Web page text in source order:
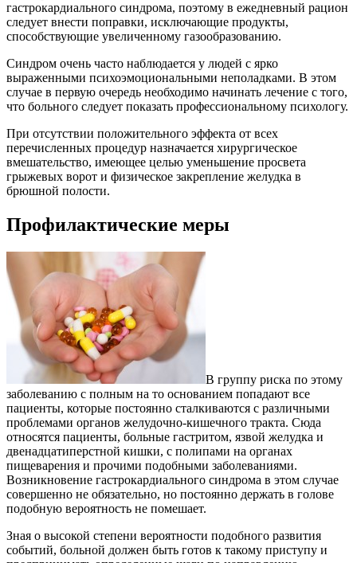
гастрокардиального синдрома, поэтому в ежедневный рацион
следует внести поправки, исключающие продукты,
способствующие увеличенному газообразованию.
Синдром очень часто наблюдается у людей с ярко
выраженными психоэмоциональными неполадками. В этом
случае в первую очередь необходимо начинать лечение с того,
что больного следует показать профессиональному психологу.
При отсутствии положительного эффекта от всех
перечисленных процедур назначается хирургическое
вмешательство, имеющее целью уменьшение просвета
грыжевых ворот и физическое закрепление желудка в
брюшной полости.
Профилактические меры
В группу риска по этому
заболеванию с полным на то основанием попадают все
пациенты, которые постоянно сталкиваются с различными
проблемами органов желудочно-кишечного тракта. Сюда
относятся пациенты, больные гастритом, язвой желудка и
двенадцатиперстной кишки, с полипами на органах
пищеварения и прочими подобными заболеваниями.
Возникновение гастрокардиального синдрома в этом случае
совершенно не обязательно, но постоянно держать в голове
подобную вероятность не помешает.
Зная о высокой степени вероятности подобного развития
событий, больной должен быть готов к такому приступу и